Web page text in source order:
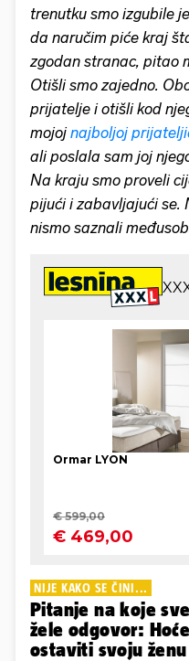
trenutku smo izgubile
da naručim piće kraj
zgodan stranac, pitao
Otišli smo zajedno.
prijatelje i otišli kod
mojoj najboljoj
ali poslala sam joj
Na kraju smo proveli
pijući i zabavljajući se.
nismo saznali
NIJE KAKO SE ČINI...
Pitanje na koje
žele odgovor:
ostaviti svoju